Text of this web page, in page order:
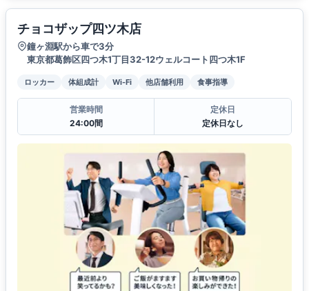
チョコザップ四ツ木店
鐘ヶ淵駅から車で3分
東京都葛飾区四つ木1丁目32-12ウェルコート四つ木1F
ロッカー 体組成計 Wi-Fi 他店舗利用 食事指導
営業時間
24:00間
定休日
定休日なし